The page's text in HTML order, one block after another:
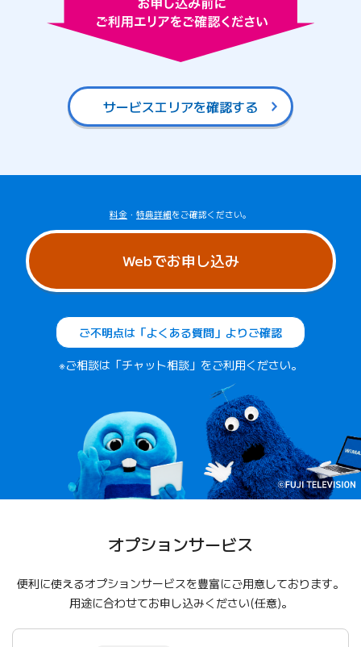
サービスエリアを確認する
料金 ・ 特典詳細をご確認ください。
Webでお申し込み
ご不明点は「よくある質問」よりご確認
※ご相談は「チャット相談」をご利用ください。
オプションサービス
便利に使えるオプションサービスを豊富にご用意しております。
用途に合わせてお申し込みください(任意)。